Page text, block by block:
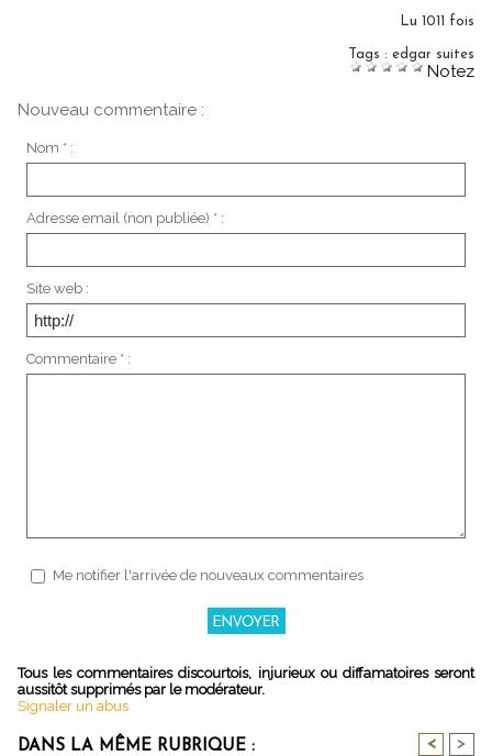
Lu 1011 fois
Tags : edgar suites
Notez
Nouveau commentaire :
Nom * :
Adresse email (non publiée) * :
Site web :
Commentaire * :
Me notifier l'arrivée de nouveaux commentaires
Tous les commentaires discourtois, injurieux ou diffamatoires seront
aussitôt supprimés par le modérateur.
Signaler un abus
DANS LA MÊME RUBRIQUE : < >